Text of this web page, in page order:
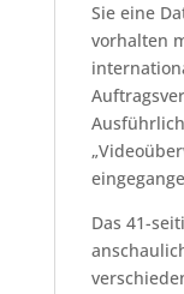
Sie eine
vorhalten
Das 41-